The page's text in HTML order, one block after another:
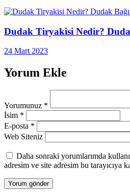
Dudak Tiryakisi Nedir? Dudak
24 Mart 2023
Yorum Ekle
Yorumunuz *
İsim *
E-posta *
Web Siteniz
Daha sonraki yorumlarımda
adresim ve site adresim bu tarayıcıya